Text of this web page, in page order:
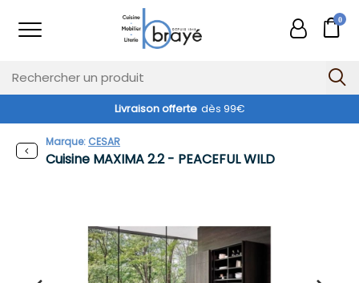
0
Livraison offerte dès 99€
Cuisine MAXIMA 2.2 - PEACEFUL WILD
Marque: CESAR